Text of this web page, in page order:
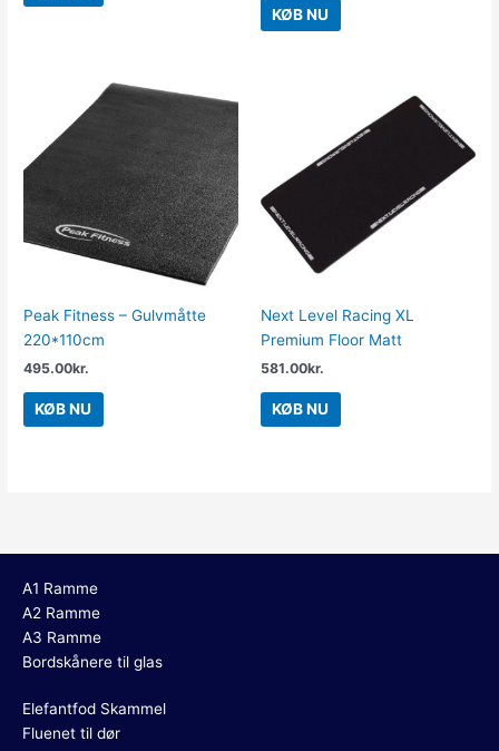
KØB NU
Peak Fitness – Gulvmåtte
220*110cm
495.00kr.
KØB NU
Next Level Racing XL
Premium Floor Matt
581.00kr.
KØB NU
A1 Ramme
A2 Ramme
A3 Ramme
Bordskånere til glas
Elefantfod Skammel
Fluenet til dør